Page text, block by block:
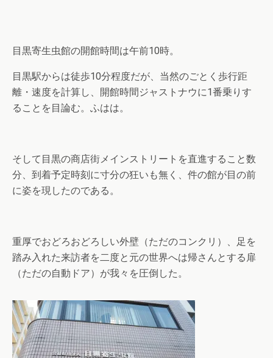
目黒寄生虫館の開館時間は午前10時。
目黒駅からは徒歩10分程度だが、当然のごとく歩行距
離・速度を計算し、開館時間ジャストナウに1番乗りす
ることを目論む。ふはは。
そして目黒の商店街メインストリートを直進すること数
分、到着予定時刻に寸分の狂いも無く、件の館が目の前
に姿を現したのである。
重厚でおどろおどろしい外壁（ただのコンクリ）、足を
踏み入れた来訪者を二度と元の世界へは帰さんとする扉
（ただの自動ドア）が我々を圧倒した。